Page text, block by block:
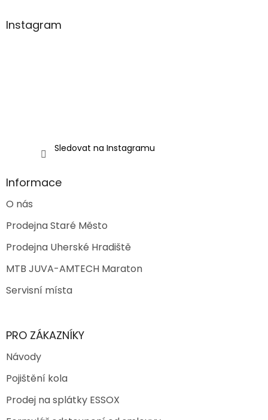
aInstagram
Sledovat na Instagramu
Informace
O nás
Prodejna Staré Město
Prodejna Uherské Hradiště
MTB JUVA-AMTECH Maraton
Servisní místa
PRO ZÁKAZNÍKY
Návody
Pojištění kola
Prodej na splátky ESSOX